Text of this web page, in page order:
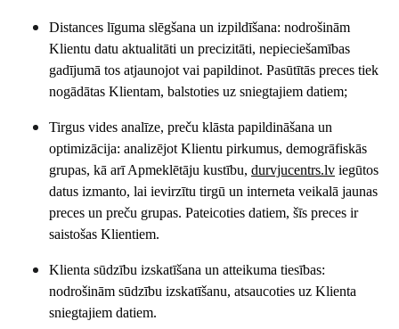
Distances līguma slēgšana un izpildīšana: nodrošinām
Klientu datu aktualitāti un precizitāti, nepieciešamības
gadījumā tos atjaunojot vai papildinot. Pasūtītās preces tiek
nogādātas Klientam, balstoties uz sniegtajiem datiem;
Tirgus vides analīze, preču klāsta papildināšana un
optimizācija: analizējot Klientu pirkumus, demogrāfiskās
grupas, kā arī Apmeklētāju kustību, durvjucentrs.lv iegūtos
datus izmanto, lai ievirzītu tirgū un interneta veikalā jaunas
preces un preču grupas. Pateicoties datiem, šīs preces ir
saistošas Klientiem.
Klienta sūdzību izskatīšana un atteikuma tiesības:
nodrošinām sūdzību izskatīšanu, atsaucoties uz Klienta
sniegtajiem datiem.